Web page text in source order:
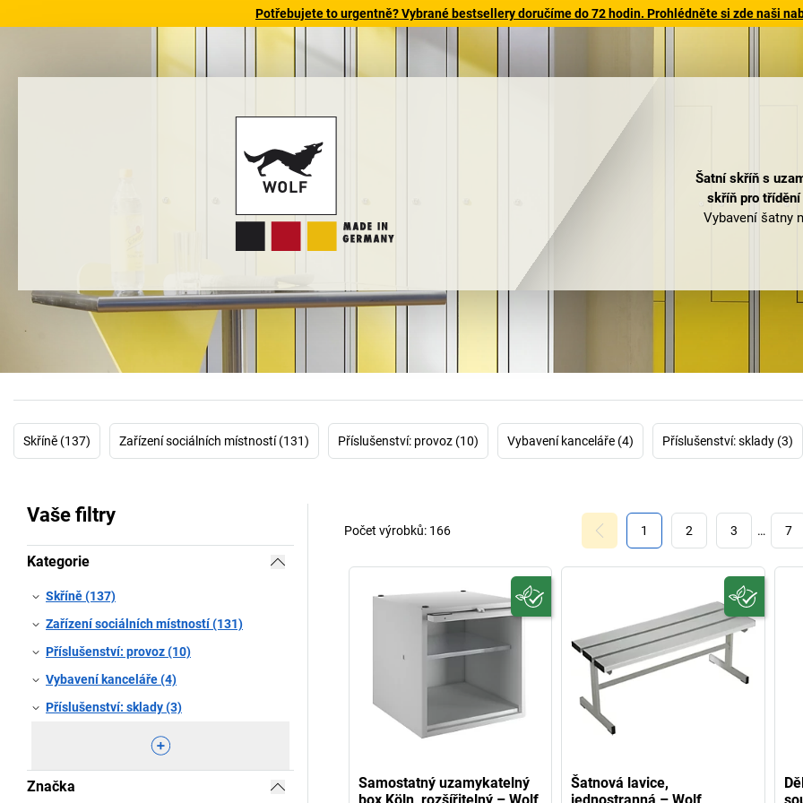
Potřebujete to urgentně? Vybrané bestsellery doručíme do 72 hodin. Prohlédněte si zde naši
Šatní skříň s
skříň pro třídění
Vybavení šatny
Velký
sociální
zkušeností,
roku 1955
kancelářská a
EUGEN
Skříně (137) Zařízení sociálních místností (131) Příslušenství: provoz (10) Vybavení kanceláře (4) Příslušenství: sklady (3)
Vaše filtry
Kategorie
Skříně (137)
Zařízení sociálních místností (131)
Příslušenství: provoz (10)
Vybavení kanceláře (4)
Příslušenství: sklady (3)
Značka
1 2 3 … 7
Počet výrobků: 166
Samostatný uzamykatelný
box Köln, rozšířitelný – Wolf
Šatnová lavice,
jednostranná – Wolf